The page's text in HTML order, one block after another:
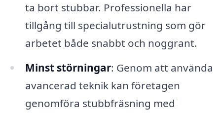
ta bort stubbar. Professionella har
tillgång till specialutrustning som gör
arbetet både snabbt och noggrant.
Minst störningar: Genom att använda
avancerad teknik kan företagen
genomföra stubbfräsning med